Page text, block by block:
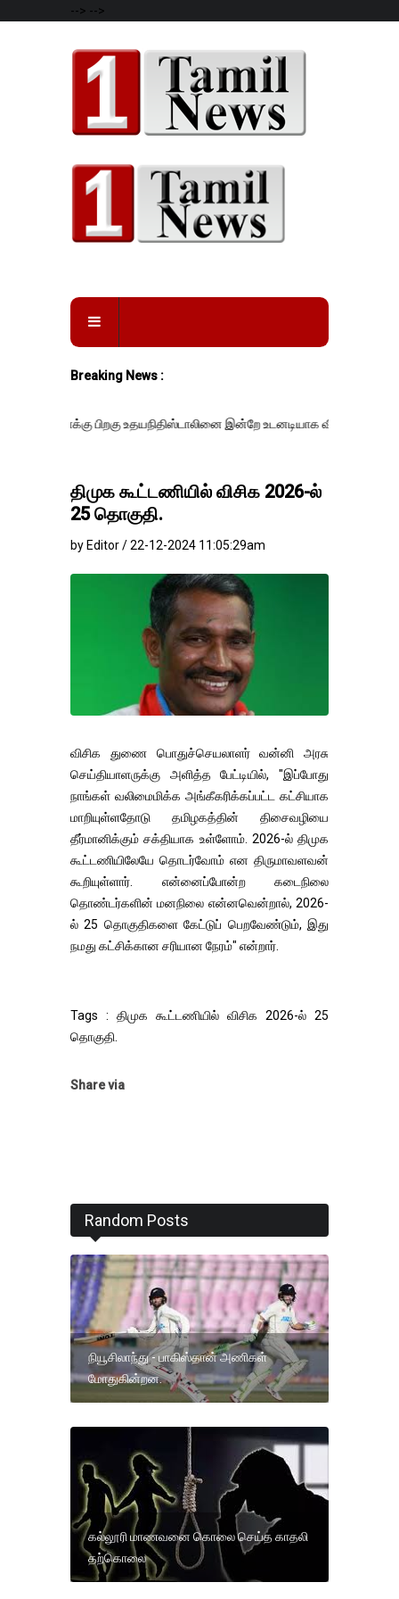
--> -->
Breaking News :
பிறகு உதயநிதிஸ்டாலினை இன்றே உடனடியாக விடுவிக்கப்பட வேண்.
திமுக கூட்டணியில் விசிக 2026-ல்
25 தொகு​தி.
by Editor / 22-12-2024 11:05:29am
விசிக துணை பொதுச்செயலாளர் வன்னி அரசு
செய்தியாளருக்கு அளித்த பேட்டியில், "இப்போது
நாங்கள் வலிமைமிக்க அங்கீகரிக்​கப்​பட்ட கட்சி​யாக
மாறியுள்ளதோடு தமிழகத்தின் திசைவழியை
தீர்மானிக்கும் சக்தியாக உள்ளோம். 2026-ல் திமுக
கூட்​ட​ணி​யிலேயே தொடர்​வோம் என திரு​மாவளவன்
கூறி​யுள்​ளார். என்னைப்​போன்ற கடைநிலை
தொண்டர்களின் மனநிலை என்னவென்றால், 2026-
ல் 25 தொகுதிகளை கேட்டுப் பெறவேண்டும், இது
நமது கட்சிக்கான சரியான நேரம்" என்றார்.
Tags : திமுக கூட்டணியில் விசிக 2026-ல் 25
தொகு​தி.
Share via
Random Posts
நியூசிலாந்து - பாகிஸ்தான் அணிகள்
மோதுகின்றன.
கல்லூரி மாணவனை கொலை செய்த காதலி
தற்கொலை